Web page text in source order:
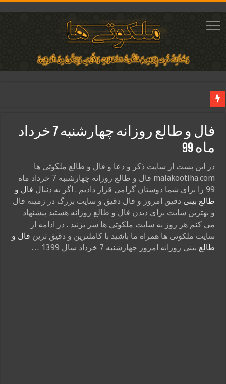
ختم آیات ۲ و ۳ سوره طلاق برای افزایش رزق و روزی | روش ختم، متن آیات و فضیلت
آیات قرآنی برای استجابت دعا و آسان شدن کارها و برآورده شدن حاجت
قویترین ذکر استجابت دعا و حاجت روایی | ذکر اسماء الحسنی برآورده شدن حاجت
دعای افزایش رزق و روزی و ثروتمند شدن | متن دعا و اذکار مجرب
فال و طالع روزانه چهارشنبه 7 خرداد
ماه 99
در این پست از سایت ذکر و دعا و فال و طالع ملکوتی ها
malakootiha.com فال و طالع روزانه چهارشنبه 7 خرداد ماه
99 را برای شما دوستان گرامی قرار دادیم . اگر به دنبال
فال و
طالع بینی دقیق امروز و فال دقیق و سایت بزرگ در زمینه فال
و بهترین سایت برای دیدن فال و طالع روزانه هستید پیشنهاد
می کنم هر روز به سایت ملکوتی ها سر بزنید . در ادامه از
سایت ملکوتی ها همراه ما باشید با کاملترین و دقیق ترین فال و
طالع بینی روزانه امروز چهارشنبه 7 خرداد سال 1399 …